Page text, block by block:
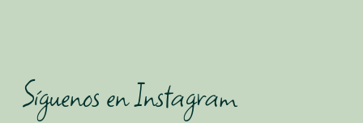
Síguenos en Instagram